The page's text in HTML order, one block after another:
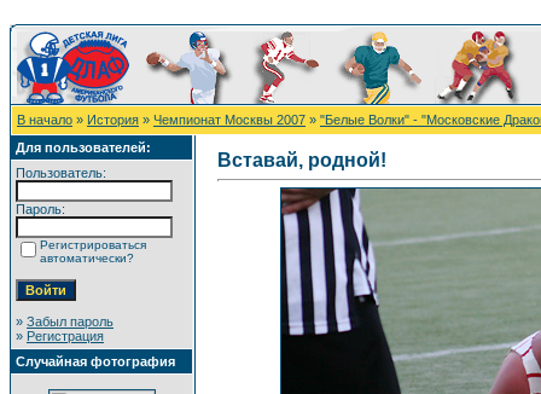
В начало » История » Чемпионат Москвы 2007 » "Белые Волки" - "Московские
Для пользователей:
Пользователь:
Пароль:
Регистрироваться
автоматически?
» Забыл пароль
» Регистрация
Случайная фотография
Вставай, родной!